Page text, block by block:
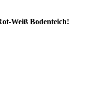
Weiß Bodenteich!